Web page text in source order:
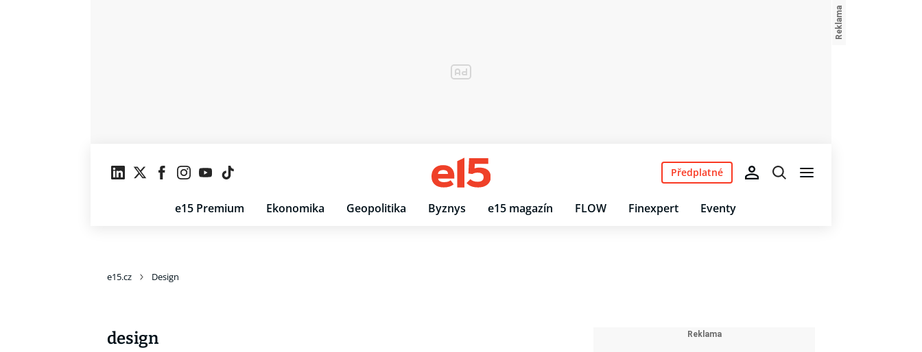
e15 Premium Ekonomika Geopolitika Byznys e15 magazín FLOW Finexpert Eventy
Předplatné
e15.cz Design
design